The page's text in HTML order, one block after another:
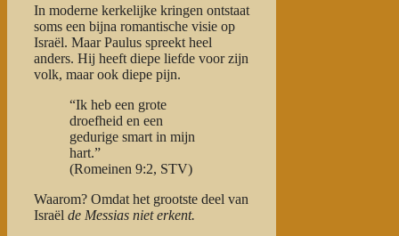
In moderne kerkelijke kringen ontstaat
soms een bijna romantische visie op
Israël. Maar Paulus spreekt heel
anders. Hij heeft diepe liefde voor zijn
volk, maar ook diepe pijn.
“Ik heb een grote
droefheid en een
gedurige smart in mijn
hart.”
(Romeinen 9:2, STV)
Waarom? Omdat het grootste deel van
Israël de Messias niet erkent.